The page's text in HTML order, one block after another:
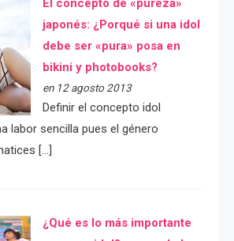
El concepto de «pureza»
japonés: ¿Porqué si una idol
debe ser «pura» posa en
bikini y photobooks?
en 12 agosto 2013
Definir el concepto idol
labor sencilla pues el género
[…]
¿Qué es lo más importante